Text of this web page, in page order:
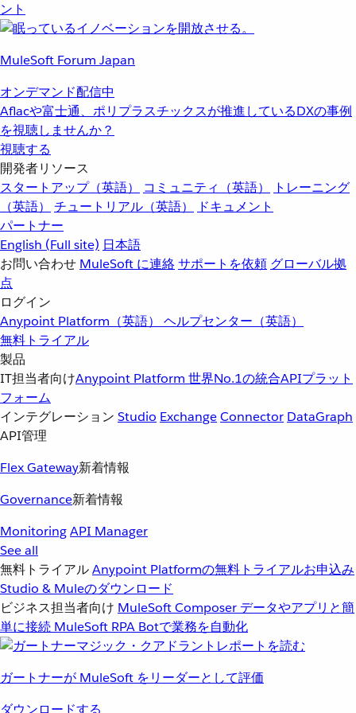
ント
MuleSoft Forum Japan
オンデマンド配信中
Aflacや富士通、ポリプラスチックスが推進しているDXの事例
を視聴しませんか？
視聴する
開発者リソース
スタートアップ（英語）
コミュニティ（英語）
トレーニング
（英語）
チュートリアル（英語）
ドキュメント
パートナー
English (Full site) 日本語
お問い合わせ MuleSoft に連絡サポートを依頼 グローバル拠
点
ログイン
Anypoint Platform（英語） ヘルプセンター（英語）
無料トライアル
製品
IT担当者向けAnypoint Platform 世界No.1の統合APIプラット
フォーム
インテグレーション Studio ExchangeConnector DataGraph
API管理
Flex Gateway新着情報
Governance新着情報
MonitoringAPI Manager
See all
無料トライアルAnypoint Platformの無料トライアルお申込み
Studio & Muleのダウンロード
ビジネス担当者向け MuleSoft Composer データやアプリと簡
単に接続 MuleSoft RPA Botで業務を自動化
ガートナーが MuleSoft をリーダーとして評価
ダウンロードする